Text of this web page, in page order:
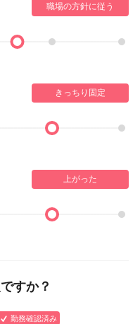
職場の方針に従う
きっちり固定
上がった
すか？
勤務確認済み